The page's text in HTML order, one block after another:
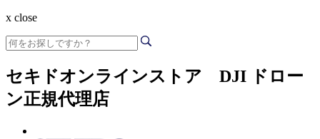
x close
セキドオンラインストア DJI ドロー
ン正規代理店